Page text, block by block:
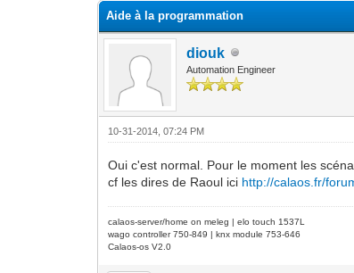
Aide à la programmation
diouk
Automation Engineer
10-31-2014, 07:24 PM
Oui c'est normal. Pour le moment les
cf les dires de Raoul ici http://calaos.fr/
calaos-server/home on meleg | elo touch 1537L
wago controller 750-849 | knx module 753-646
Calaos-os V2.0